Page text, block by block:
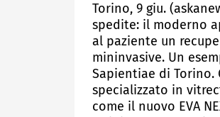
Torino, 9 giu.
spedite: il moderno
al paziente un
mininvasive. Un
Sapientiae di
specializzato in
come il nuovo EVA